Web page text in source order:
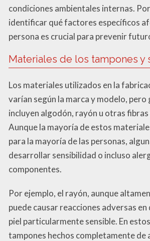
condiciones ambientales internas.
identificar qué factores específicos
persona es crucial para prevenir
Materiales de los tampones y
Los materiales utilizados en la
varían según la marca y modelo,
incluyen algodón, rayón u otras
Aunque la mayoría de estos
para la mayoría de las personas,
desarrollar sensibilidad o incluso
componentes.
Por ejemplo, el rayón, aunque
puede causar reacciones adversas en
piel particularmente sensible. En
tampones hechos completamente de